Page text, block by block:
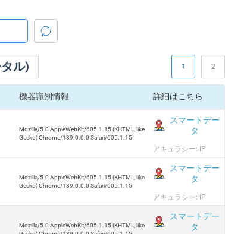
ル) 1 2
機器識別情報 詳細はこちら
Mozilla/5.0 AppleWebKit/605.1.15 (KHTML, like
Gecko) Chrome/139.0.0.0 Safari/605.1.15
スマートデー
タ
アキュラシー: IP
Mozilla/5.0 AppleWebKit/605.1.15 (KHTML, like
Gecko) Chrome/139.0.0.0 Safari/605.1.15
スマートデー
タ
アキュラシー: IP
Mozilla/5.0 AppleWebKit/605.1.15 (KHTML, like
スマートデー
タ